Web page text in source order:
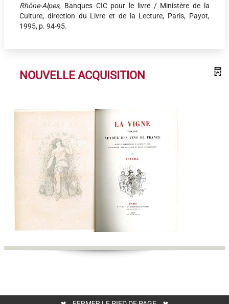
Rhône-Alpes, Banques CIC pour le livre / Ministère de la
Culture, direction du Livre et de la Lecture, Paris, Payot,
1995, p. 94-95.
NOUVELLE ACQUISITION